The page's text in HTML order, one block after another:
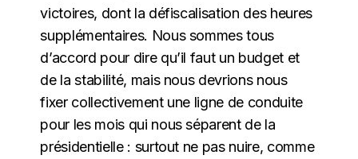
victoires, dont la défiscalisation des heures
supplémentaires. Nous sommes tous
d’accord pour dire qu’il faut un budget et
de la stabilité, mais nous devrions nous
fixer collectivement une ligne de conduite
pour les mois qui nous séparent de la
présidentielle : surtout ne pas nuire, comme